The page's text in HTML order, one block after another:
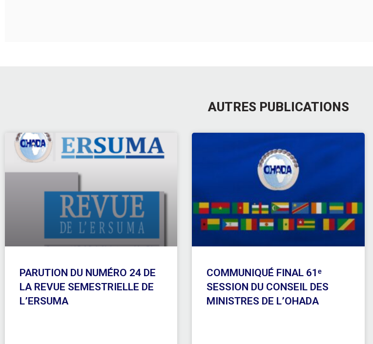
AUTRES PUBLICATIONS
PARUTION DU NUMÉRO 24 DE
LA REVUE SEMESTRIELLE DE
L’ERSUMA
COMMUNIQUÉ FINAL 61ᵉ
SESSION DU CONSEIL DES
MINISTRES DE L’OHADA